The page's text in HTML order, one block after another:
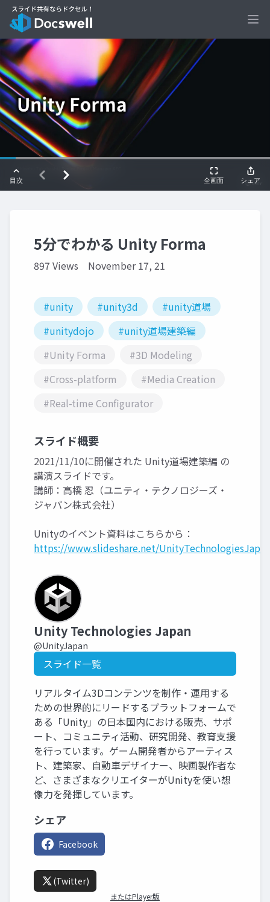
5分でわかる Unity Forma
897 Views November 17, 21
#unity #unity3d
#unity道場
#unitydojo
#unity道場建築編
#Unity Forma
#3D Modeling
#Cross-platform
#Media Creation
#Real-time Configurator
スライド概要
2021/11/10に開催された Unity道場建築編 の
講演スライドです。
講師：高橋 忍（ユニティ・テクノロジーズ・
ジャパン株式会社）
Unityのイベント資料はこちらから：
https://www.slideshare.net/
Unity Technologies Japan
@UnityJapan
スライド一覧
リアルタイム3Dコンテンツを制作・運用する
ための世界的にリードするプラットフォームで
ある「Unity」の日本国内における販売、サポ
ート、コミュニティ活動、研究開発、教育支援
を行っています。ゲーム開発者からアーティス
ト、建築家、自動車デザイナー、映画製作者な
ど、さまざまなクリエイターがUnityを使い想
像力を発揮しています。
シェア
Facebook
(Twitter)
またはPlayer版